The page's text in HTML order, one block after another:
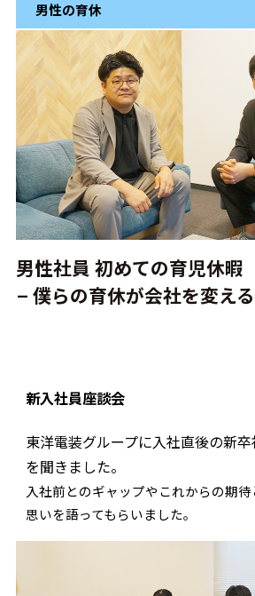
男性の育休
男性社員 初めての育児休暇
– 僕らの育休が会社を変え
新入社員座談会
東洋電装グループに入社直後の新
を聞きました。
入社前とのギャップやこれからの期
思いを語ってもらいました。